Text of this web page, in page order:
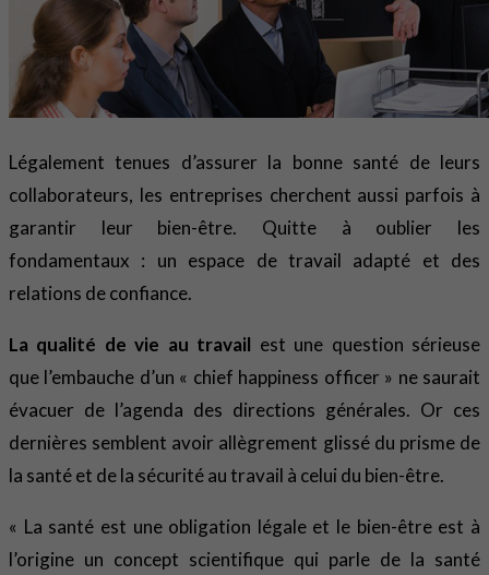
Légalement tenues d’assurer la bonne santé de leurs
collaborateurs, les entreprises cherchent aussi parfois à
garantir leur bien-être. Quitte à oublier les
fondamentaux : un espace de travail adapté et des
relations de confiance.
La qualité de vie au travail est une question sérieuse
que l’embauche d’un « chief happiness officer » ne saurait
évacuer de l’agenda des directions générales. Or ces
dernières semblent avoir allègrement glissé du prisme de
la santé et de la sécurité au travail à celui du bien-être.
« La santé est une obligation légale et le bien-être est à
l’origine un concept scientifique qui parle de la santé